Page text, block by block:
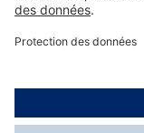
Informations